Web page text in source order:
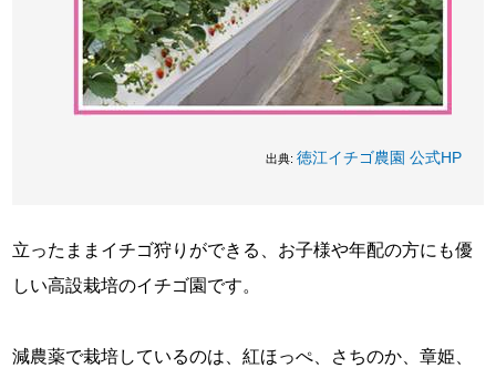
出典: 徳江イチゴ農園 公式HP
立ったままイチゴ狩りができる、お子様や年配の方にも優
しい高設栽培のイチゴ園です。
減農薬で栽培しているのは、紅ほっぺ、さちのか、章姫、